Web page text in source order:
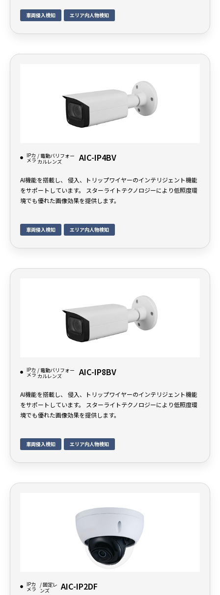
車両侵入検知 エリア内人物検知
IPカ
メラ
/ 電動バリフォー
カルレンズ
AIC-IP4BV
AI機能を搭載し、 侵入、トリップワイヤーのインテリジェント機能
をサポートしています。 スターライトテクノロジーにより低照度環
境でも優れた画像効果を提供します。
車両侵入検知 エリア内人物検知
IPカ
メラ
/ 電動バリフォー
カルレンズ
AIC-IP8BV
AI機能を搭載し、 侵入、トリップワイヤーのインテリジェント機能
をサポートしています。 スターライトテクノロジーにより低照度環
境でも優れた画像効果を提供します。
車両侵入検知 エリア内人物検知
IPカ
メラ
/ 固定レ
ンズ
AIC-IP2DF